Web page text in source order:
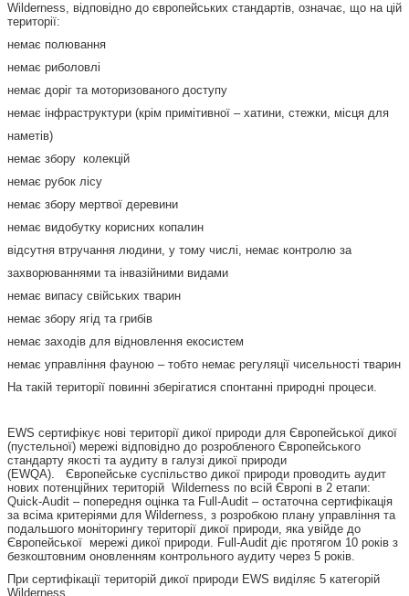
Wilderness, відповідно до європейських стандартів, означає, що на цій
території:
немає полювання
немає риболовлі
немає доріг та моторизованого доступу
немає інфраструктури (крім примітивної – хатини, стежки, місця для
наметів)
немає збору колекцій
немає рубок лісу
немає збору мертвої деревини
немає видобутку корисних копалин
відсутня втручання людини, у тому числі, немає контролю за
захворюваннями та інвазійними видами
немає випасу свійських тварин
немає збору ягід та грибів
немає заходів для відновлення екосистем
немає управління фауною – тобто немає регуляції чисельності тварин
На такій території повинні зберігатися спонтанні природні процеси.
EWS сертифікує нові території дикої природи для Європейської дикої
(пустельної) мережі відповідно до розробленого Європейського
стандарту якості та аудиту в галузі дикої природи
(EWQA). Європейське суспільство дикої природи проводить аудит
нових потенційних територій Wilderness по всій Європі в 2 етапи:
Quick-Audit – попередня оцінка та Full-Audit – остаточна сертифікація
за всіма критеріями для Wilderness, з розробкою плану управління та
подальшого моніторингу території дикої природи, яка увійде до
Європейської мережі дикої природи. Full-Audit діє протягом 10 років з
безкоштовним оновленням контрольного аудиту через 5 років.
При сертифікації територій дикої природи EWS виділяє 5 категорій
Wilderness.